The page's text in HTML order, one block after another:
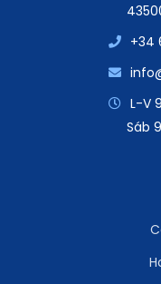
+34
L-V
Sáb